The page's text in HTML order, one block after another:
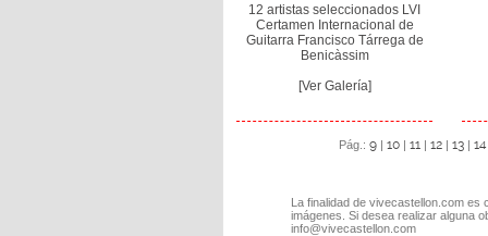
12 artistas seleccionados LVI
Certamen Internacional de
Guitarra Francisco Tárrega de
Benicàssim
[Ver Galería]
Pág.: 9| 10| 11 | 12| 13| 14
La finalidad de vivecastellon.com
imágenes. Si desea realizar alguna
info@vivecastellon.com